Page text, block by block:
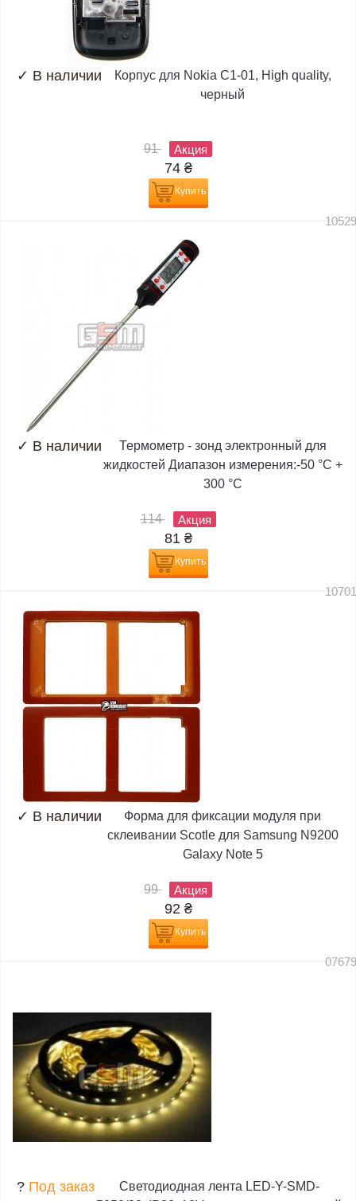
✓ В наличии
Корпус для Nokia C1-01, High quality,
черный
91 Акция
74 ₴
Купить
✓ В наличии
Термометр - зонд электронный для
жидкостей Диапазон измерения:-50 °C +
300 °C
114 Акция
81 ₴
Купить
✓ В наличии
Форма для фиксации модуля при
склеивании Scotle для Samsung N9200
Galaxy Note 5
99 Акция
92 ₴
Купить
? Под заказ
Светодиодная лента LED-Y-SMD-